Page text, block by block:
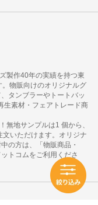
製作40年の実績を持つ東
物販向けのオリジナルグ
タンブラーやトートバッ
生素材・フェアトレード商
無地サンプルは1 個から、
いただけます。オリジナ
の方は、「物販商品・
トコムをご利用くださ